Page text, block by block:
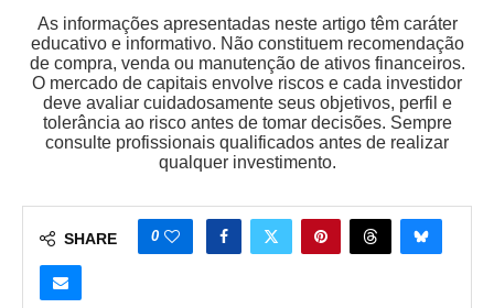
As informações apresentadas neste artigo têm caráter
educativo e informativo. Não constituem recomendação
de compra, venda ou manutenção de ativos financeiros.
O mercado de capitais envolve riscos e cada investidor
deve avaliar cuidadosamente seus objetivos, perfil e
tolerância ao risco antes de tomar decisões. Sempre
consulte profissionais qualificados antes de realizar
qualquer investimento.
SHARE 0